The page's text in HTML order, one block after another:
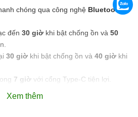
chóng qua công nghệ Bluetooth
đến 30 giờ khi bật chống ồn và 50
30 giờ khi bật chống ồn và 40 giờ khi
7 giờ với cổng Type-C tiện lợi.
điện thoại qua ứng dụng
Xem thêm